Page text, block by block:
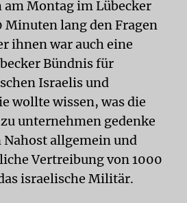
am Montag im Lübecker
Minuten lang den Fragen
ihnen war auch eine
Bündnis für
Israelis und
wollte wissen, was die
unternehmen gedenke
allgemein und
Vertreibung von 1000
israelische Militär.